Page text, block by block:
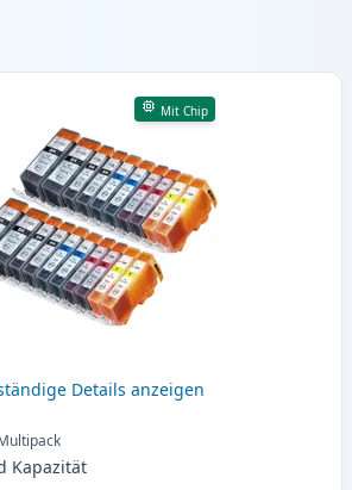
Mit Chip
Details anzeigen
Kapazität